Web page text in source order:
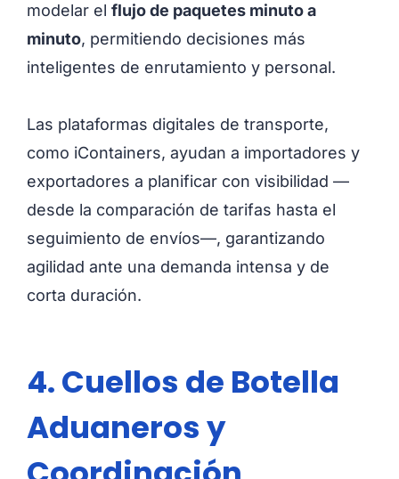
modelar el flujo de paquetes minuto a
minuto, permitiendo decisiones más
inteligentes de enrutamiento y personal.
Las plataformas digitales de transporte,
como iContainers, ayudan a importadores y
exportadores a planificar con visibilidad —
desde la comparación de tarifas hasta el
seguimiento de envíos—, garantizando
agilidad ante una demanda intensa y de
corta duración.
4. Cuellos de Botella
Aduaneros y